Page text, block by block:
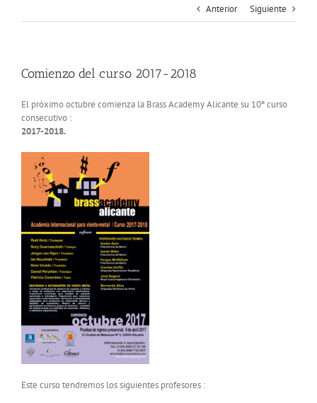
Anterior Siguiente
Comienzo del curso 2017-2018
El próximo octubre comienza la Brass Academy Alicante su 10º curso
consecutivo :
2017-2018.
Este curso tendremos los siguientes profesores :